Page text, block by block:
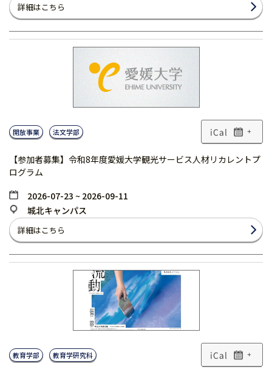
詳細はこちら
開放事業 法文学部 +
【参加者募集】令和8年度愛媛大学観光サービス人材リカレントプ
ログラム
2026-07-23 ~ 2026-09-11
城北キャンパス
詳細はこちら
教育学部 教育学研究科 +